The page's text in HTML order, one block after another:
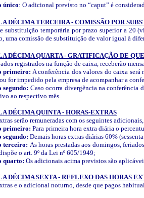
único: O adicional previsto no “caput” é
DÉCIMA TERCEIRA - COMISSÃO POR
substituição temporária por prazo superior a 20
uma comissão de substituição de valor igual à
DÉCIMA QUARTA - GRATIFICAÇÃO DE
registrados na função de caixa, receberão
primeiro: A conferência dos valores do caixa será
for impedido pela empresa de acompanhar a
Caso ocorra divergência na conferência
ao respectivo mês.
DÉCIMA QUINTA - HORAS-EXTRAS
serão remuneradas com os seguintes
primeiro: Para primeira hora extra diária o
Demais horas extras diárias 60%
terceiro: As horas prestadas aos domingos,
o art. 9º da Lei nº 605/1949;
quarto: Os adicionais acima previstos são
DÉCIMA SEXTA - REFLEXO DAS HORAS
e o adicional noturno, desde que pagos